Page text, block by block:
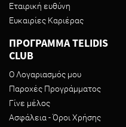
Εταιρική ευθύνη
Ευκαιρίες Καριέρας
ΠΡΟΓΡΑΜΜΑ TELIDIS
CLUB
Ο Λογαριασμός μου
Παροχές Προγράμματος
Γίνε μέλος
Ασφάλεια - Όροι Χρήσης